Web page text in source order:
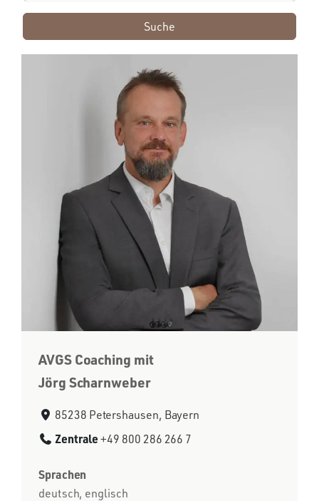
Suche
AVGS Coaching mit
Jörg Scharnweber
85238 Petershausen, Bayern
Zentrale +49 800 286 266 7
Sprachen
deutsch, englisch